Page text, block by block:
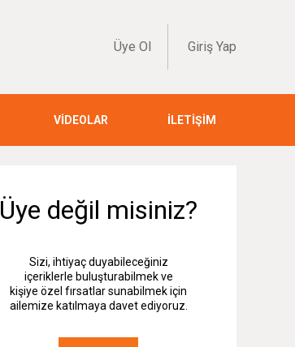
Üye Ol Giriş Yap
VİDEOLAR İLETİŞİM
Üye değil misiniz?
Sizi, ihtiyaç duyabileceğiniz
içeriklerle buluşturabilmek ve
kişiye özel fırsatlar sunabilmek için
ailemize katılmaya davet ediyoruz.